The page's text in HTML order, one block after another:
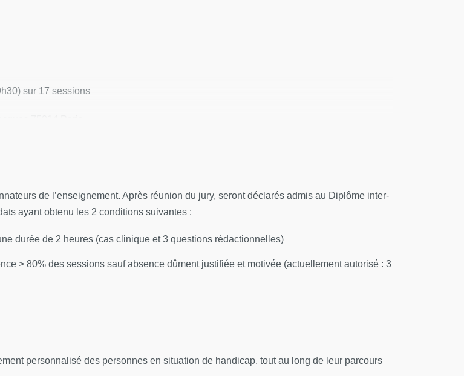
sur 17 sessions
de l’enseignement. Après réunion du jury, seront déclarés admis au Diplôme inter-
ayant obtenu les 2 conditions suivantes :
durée de 2 heures (cas clinique et 3 questions rédactionnelles)
> 80% des sessions sauf absence dûment justifiée et motivée (actuellement autorisé : 3
personnalisé des personnes en situation de handicap, tout au long de leur parcours